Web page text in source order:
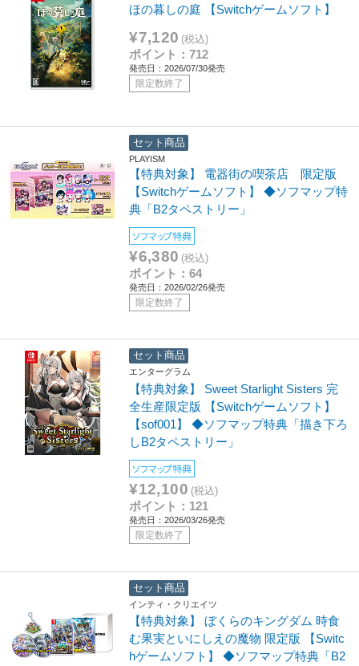
ほの暮しの庭 【Switchゲームソフト】
¥7,120 (税込)
ポイント：712
発売日：2026/07/30発売
限定数終了
セット商品
PLAYISM
【特典対象】 電器街の喫茶店 限定版
【Switchゲームソフト】 ◆ソフマップ特
典「B2タペストリー」
ソフマップ特典
¥6,380 (税込)
ポイント：64
発売日：2026/02/26発売
限定数終了
セット商品
エンターグラム
【特典対象】 Sweet Starlight Sisters 完
全生産限定版 【Switchゲームソフト】
【sof001】 ◆ソフマップ特典「描き下ろ
しB2タペストリー」
ソフマップ特典
¥12,100 (税込)
ポイント：121
発売日：2026/03/26発売
限定数終了
セット商品
インティ・クリエイツ
【特典対象】 ぼくらのキングダム 時食
む果実といにしえの魔物 限定版 【Switc
hゲームソフト】 ◆ソフマップ特典「B2